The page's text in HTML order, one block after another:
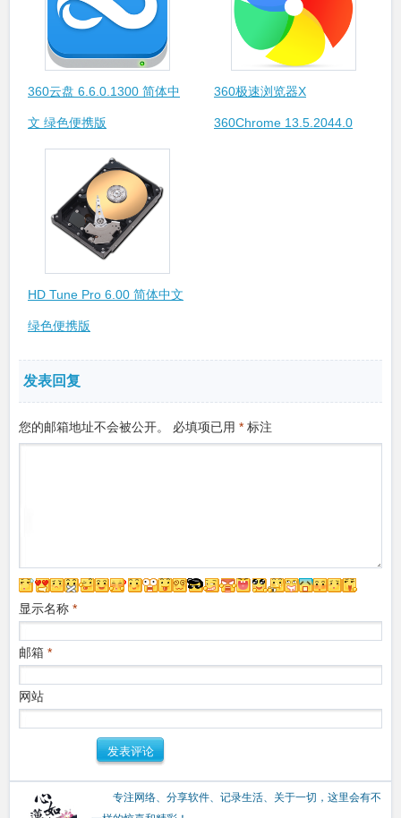
360云盘 6.6.0.1300 简体中
文 绿色便携版
360极速浏览器X
360Chrome 13.5.2044.0
HD Tune Pro 6.00 简体中文
绿色便携版
发表回复
您的邮箱地址不会被公开。 必填项已用 * 标注
显示名称 *
邮箱 *
网站
专注网络、分享软件、记录生活、关于一切，这里会有不